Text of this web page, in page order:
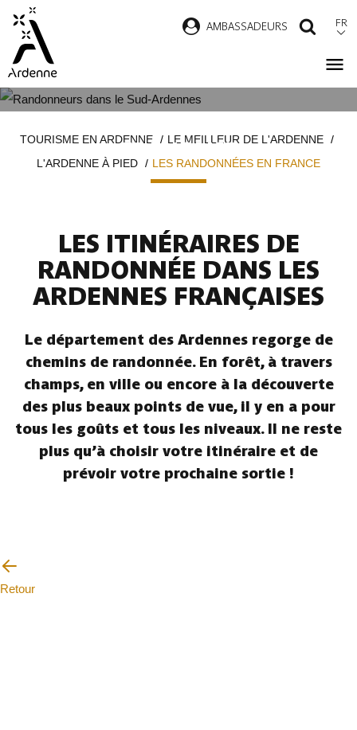
contenu
principal
AMBASSADEURS FR
FRANÇAISE
d'ArianeTOURISME EN ARDENNE
LE MEILLEUR DE L'ARDENNE
L'ARDENNE À PIED
LES RANDONNÉES EN FRANCE
LES ITINÉRAIRES DE
RANDONNÉE DANS LES
ARDENNES FRANÇAISES
Le département des Ardennes regorge de
chemins de randonnée. En forêt, à travers
champs, en ville ou encore à la découverte
des plus beaux points de vue, il y en a pour
tous les goûts et tous les niveaux. Il ne reste
plus qu’à choisir votre itinéraire et de
prévoir votre prochaine sortie !
Retour